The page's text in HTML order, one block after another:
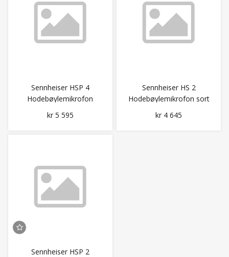
Sennheiser HSP 4
Hodebøylemikrofon
beige / Sort
kr 5 595
Sennheiser HS 2
Hodebøylemikrofon sort
/ beige (508531)
kr 4 645
Sennheiser HSP 2